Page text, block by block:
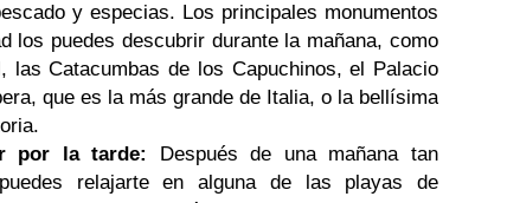
y especias. Los principales monumentos
los puedes descubrir durante la mañana, como
las Catacumbas de los Capuchinos, el Palacio
que es la más grande de Italia, o la bellísima
por la tarde:
Después de una mañana tan
relajarte en alguna de las playas de